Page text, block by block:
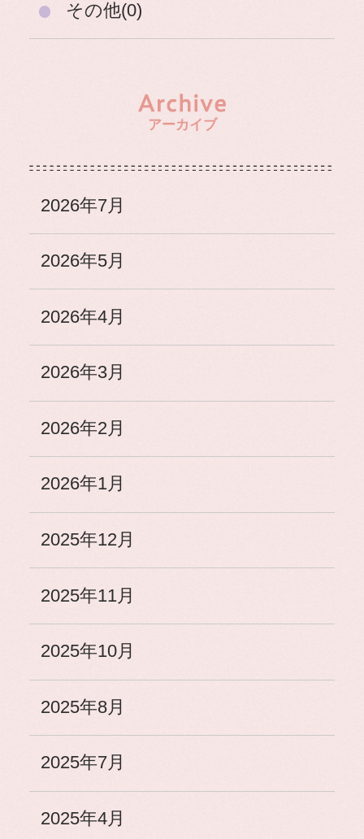
その他(0)
アーカイブ
2026年7月
2026年5月
2026年4月
2026年3月
2026年2月
2026年1月
2025年12月
2025年11月
2025年10月
2025年8月
2025年7月
2025年4月